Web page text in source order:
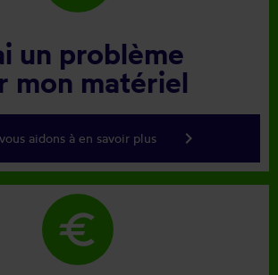
un problème
mon matériel
aidons à en savoir plus keyboard_arrow_right
euro